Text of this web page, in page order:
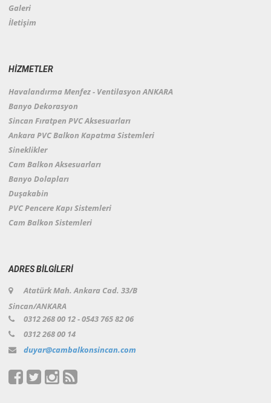
Galeri
İletişim
HİZMETLER
Havalandırma Menfez - Ventilasyon ANKARA
Banyo Dekorasyon
Sincan Fıratpen PVC Aksesuarları
Ankara PVC Balkon Kapatma Sistemleri
Sineklikler
Cam Balkon Aksesuarları
Banyo Dolapları
Duşakabin
PVC Pencere Kapı Sistemleri
Cam Balkon Sistemleri
ADRES BİLGİLERİ
Atatürk Mah. Ankara Cad. 33/B
Sincan/ANKARA
0312 268 00 12 - 0543 765 82 06
0312 268 00 14
duyar@cambalkonsincan.com